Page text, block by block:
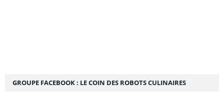
GROUPE FACEBOOK : LE COIN DES ROBOTS CULINAIRES